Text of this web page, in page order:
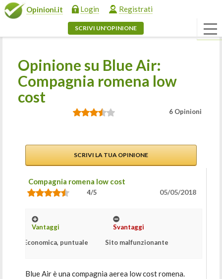
Opinioni.it Login Registrati
SCRIVI UN'OPINIONE
Opinione su Blue Air:
Compagnia romena low
cost
6 Opinioni
SCRIVI LA TUA OPINIONE
Compagnia romena low cost
4/5 05/05/2018
Vantaggi
Economica, puntuale
Svantaggi
Sito malfunzionante
Blue Air è una compagnia aerea low cost romena.